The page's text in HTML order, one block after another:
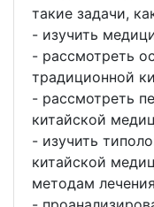
такие задачи,
- изучить
- рассмотреть
традиционной
- рассмотреть
китайской
- изучить
китайской
методам